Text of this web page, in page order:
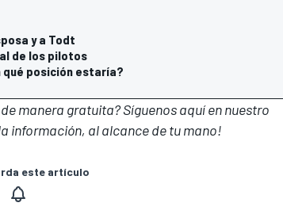
y a Todt
de los pilotos
qué posición estaría?
manera gratuita? Síguenosaquí en nuestro
información, al alcance de tu mano!
este artículo